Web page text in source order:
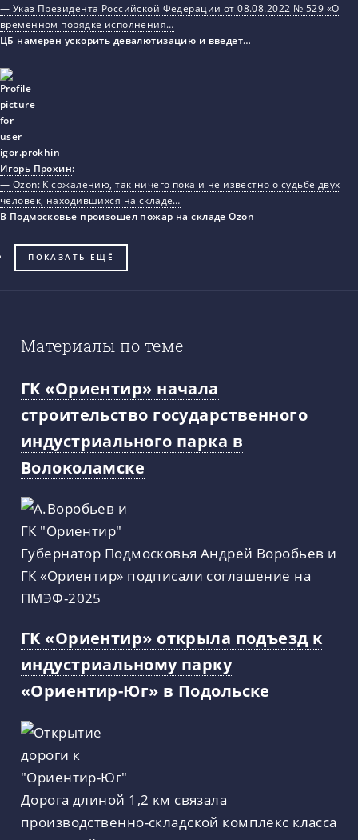
— Указ Президента Российской Федерации от 08.08.2022 № 529 «О
временном порядке исполнения…
ЦБ намерен ускорить девалютизацию и введет…
Игорь Прохин:
— Ozon: К сожалению, так ничего пока и не известно о судьбе двух
человек, находившихся на складе…
В Подмосковье произошел пожар на складе Ozon
ПОКАЗАТЬ ЕЩЁ
Материалы по теме
ГК «Ориентир» начала
строительство государственного
индустриального парка в
Волоколамске
Губернатор Подмосковья Андрей Воробьев и
ГК «Ориентир» подписали соглашение на
ПМЭФ-2025
ГК «Ориентир» открыла подъезд к
индустриальному парку
«Ориентир-Юг» в Подольске
Дорога длиной 1,2 км связала
производственно-складской комплекс класса